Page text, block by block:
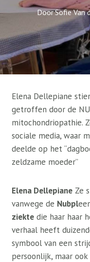
DoorSofie Van
Elena Dellepiane
getroffen door de
mitochondriopathie.
sociale media, waar
deelde op het
zeldzame moeder”
Elena Dellepiane Ze
vanwege de Nubpl
ziekte die haar haar
verhaal heeft
symbool van een
persoonlijk, maar